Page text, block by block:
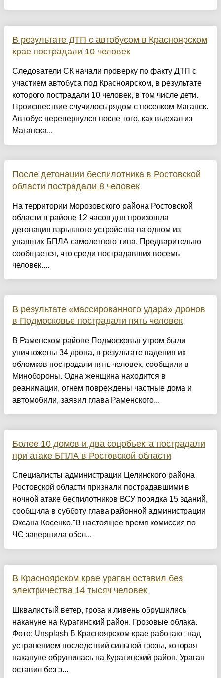
В результате ДТП с автобусом в Красноярском
крае пострадали 10 человек
Следователи СК начали проверку по факту ДТП с
участием автобуса под Красноярском, в результате
которого пострадали 10 человек, в том числе дети.
Происшествие случилось рядом с поселком Маганск.
Автобус перевернулся после того, как выехал из
Маганска...
После детонации беспилотника в Ростовской
области пострадали 8 человек
На территории Морозовского района Ростовской
области в районе 12 часов дня произошла
детонация взрывного устройства на одном из
упавших БПЛА самолетного типа. Предварительно
сообщается, что среди пострадавших восемь
человек....
В результате «массированного удара» дронов
в Подмосковье пострадали пять человек
В Раменском районе Подмосковья утром были
уничтожены 34 дрона, в результате падения их
обломков пострадали пять человек, сообщили в
Минобороны. Одна женщина находится в
реанимации, огнем повреждены частные дома и
автомобили, заявил глава Раменского...
Более 10 домов и два соцобъекта пострадали
при атаке БПЛА в Ростовской области
Специалисты администрации Целинского района
Ростовской области признали пострадавшими в
ночной атаке беспилотников ВСУ порядка 15 зданий,
сообщила в субботу глава районной администрации
Оксана Косенко."В настоящее время комиссия по
ЧС завершила обсл...
В Красноярском крае ураган оставил без
электричества 14 тысяч человек
Шквалистый ветер, гроза и ливень обрушились
накануне на Курагинский район. Грозовые облака.
Фото: Unsplash В Красноярском крае работают над
устранением последствий сильной грозы, которая
накануне обрушилась на Курагинский район. Ураган
оставил без э...